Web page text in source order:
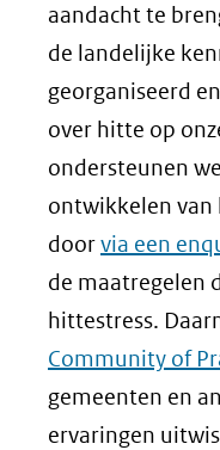
aandacht te
de landelijke
georganiseerd
over hitte op
ondersteunen
ontwikkelen
doorvia een
de maatregelen
hittestress.
Community of
gemeenten en
ervaringen